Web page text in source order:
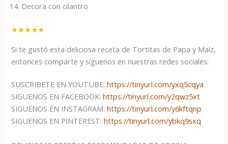
Decora con cilantro
★★★★★
Si te gustó esta deliciosa receta de Tortitas de Papa y Maíz,
entonces comparte y síguenos en nuestras redes sociales:
SUSCRIBETE EN YOUTUBE:https://tinyurl.com/yxq5cqya
SIGUENOS EN FACEBOOK:https://tinyurl.com/y2qwz5xt
SIGUENOS EN INSTAGRAM:https://tinyurl.com/y6kftqnp
SIGUENOS EN PINTEREST:https://tinyurl.com/ybkq9sxq